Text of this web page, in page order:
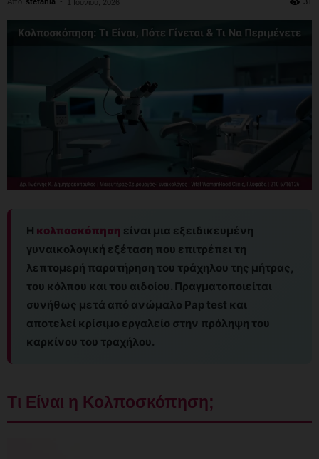
1 Ιουνίου, 2026
Η κολποσκόπηση είναι μια εξειδικευμένη
γυναικολογική εξέταση που επιτρέπει τη
λεπτομερή παρατήρηση του τράχηλου της μήτρας,
του κόλπου και του αιδοίου. Πραγματοποιείται
συνήθως μετά από ανώμαλο Pap test και
αποτελεί κρίσιμο εργαλείο στην πρόληψη του
καρκίνου του τραχήλου.
Τι Είναι η Κολποσκόπηση;